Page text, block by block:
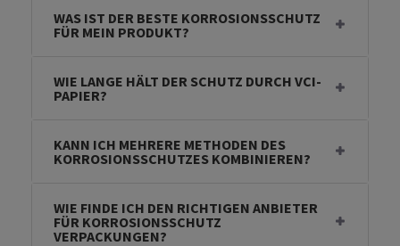
WAS IST DER BESTE KORROSIONSSCHUTZ
FÜR MEIN PRODUKT?
WIE LANGE HÄLT DER SCHUTZ DURCH VCI-
PAPIER?
KANN ICH MEHRERE METHODEN DES
KORROSIONSSCHUTZES KOMBINIEREN?
WIE FINDE ICH DEN RICHTIGEN ANBIETER
FÜR KORROSIONSSCHUTZ
VERPACKUNGEN?